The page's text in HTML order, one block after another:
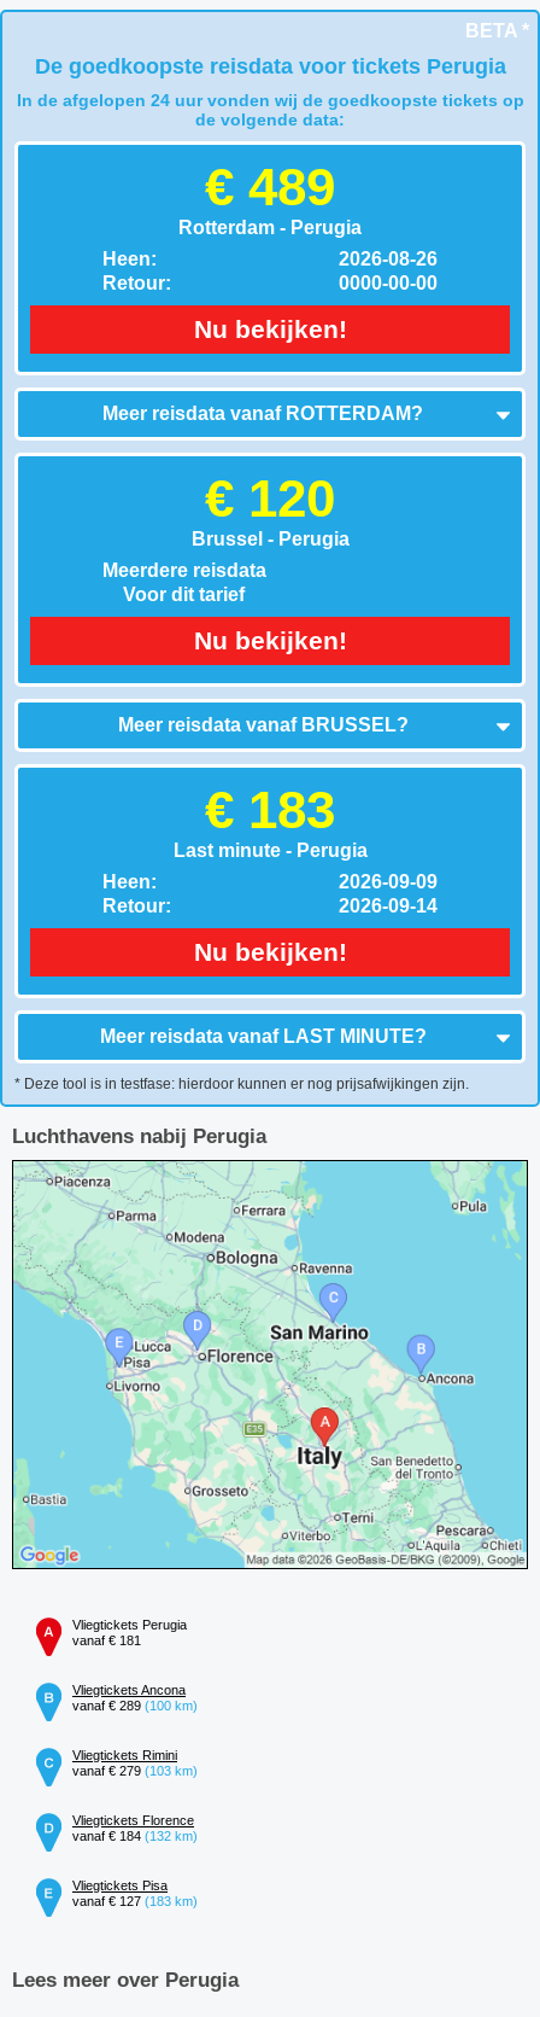
BETA *
De goedkoopste reisdata voor tickets Perugia
In de afgelopen 24 uur vonden wij de goedkoopste tickets op
de volgende data:
€ 489
Rotterdam - Perugia
Heen:
Retour:
2026-08-26
0000-00-00
Nu bekijken!
Meer reisdata vanaf ROTTERDAM?
€ 120
Brussel - Perugia
Meerdere reisdata
Voor dit tarief
Nu bekijken!
Meer reisdata vanaf BRUSSEL?
€ 183
Last minute - Perugia
Heen:
Retour:
2026-09-09
2026-09-14
Nu bekijken!
Meer reisdata vanaf LAST MINUTE?
* Deze tool is in testfase: hierdoor kunnen er nog prijsafwijkingen zijn.
Luchthavens nabij Perugia
Vliegtickets Perugia
vanaf € 181
Vliegtickets Ancona
vanaf € 289 (100 km)
Vliegtickets Rimini
vanaf € 279 (103 km)
Vliegtickets Florence
vanaf € 184 (132 km)
Vliegtickets Pisa
vanaf € 127 (183 km)
Lees meer over Perugia